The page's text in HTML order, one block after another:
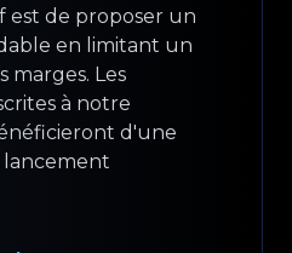
est de proposer un
en limitant un
marges. Les
à notre
d'une